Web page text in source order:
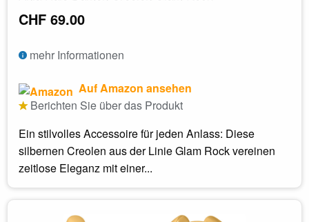
CHF 69.00
mehr Informationen
Auf Amazon ansehen
Berichten Sie über das Produkt
Ein stilvolles Accessoire für jeden Anlass: Diese
silbernen Creolen aus der Linie Glam Rock vereinen
zeitlose Eleganz mit einer...